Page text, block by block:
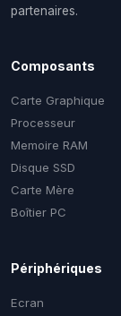
partenaires.
Composants
Carte Graphique
Processeur
Memoire RAM
Disque SSD
Carte Mère
Boîtier PC
Périphériques
Ecran